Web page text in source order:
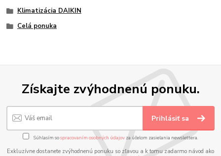
Klimatizácia DAIKIN
Celá ponuka
Získajte zvýhodnenú ponuku.
Prihlásiť sa
Súhlasím sospracovaním osobných údajov za účelom zasielania newslettera.
Exkluzívne dostanete zvýhodnenú ponuku so zľavou a k tomu zadarmo návod ako